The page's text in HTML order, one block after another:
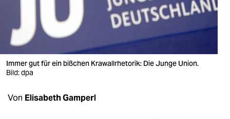
wahrheit
verlag
verlag
veranstaltungen
Immer gut für ein bißchen Krawallrhetorik: Die Junge Union.
Bild: dpa
Von Elisabeth Gamperl